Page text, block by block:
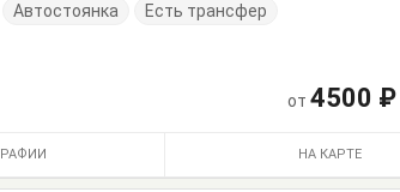
Автостоянка Есть трансфер
от 4500 ₽
НА КАРТЕ